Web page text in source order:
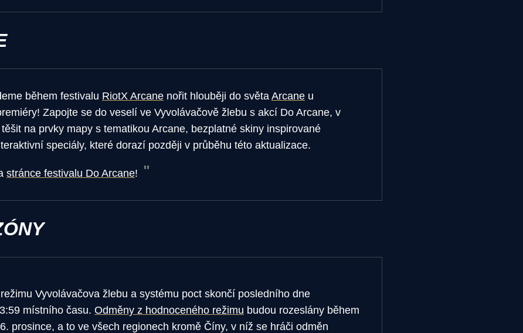
během festivalu RiotX Arcane nořit hlouběji do světa Arcane u
Zapojte se do veselí ve Vyvolávačově žlebu s akcí Do Arcane, v
na prvky mapy s tematikou Arcane, bezplatné skiny inspirované
speciály, které dorazí později v průběhu této aktualizace.
stránce festivalu Do Arcane!
Vyvolávačova žlebu a systému poct skončí posledního dne
místního času. Odměny z hodnoceného režimu budou rozeslány během
prosince, a to ve všech regionech kromě Číny, v níž se hráči odměn